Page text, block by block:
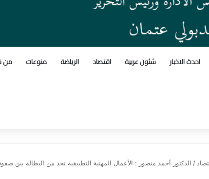
احدث الاخبار شئون عربية اقتصاد الرياضة منوعات من
/ الدكتور أحمد منصور : الأعمال المهنية التطبيقية تحد من البطالة بين